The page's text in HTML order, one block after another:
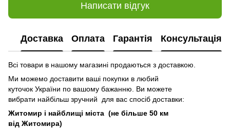
Написати відгук
Доставка Оплата Гарантія Консультація
Всі товари в нашому магазині продаються з доставкою.
Ми можемо доставити ваші покупки в любий
куточок України по вашому бажанню. Ви можете
вибрати найбільш зручний для вас спосіб доставки:
Житомир і найблищі міста (не більше 50 км
від Житомира)